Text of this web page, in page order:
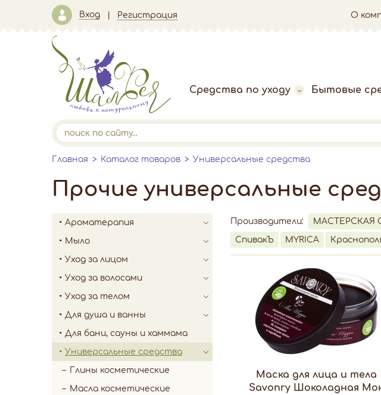
Вход Регистрация О
Средства по уходу Бытовые
Главная Каталог товаров Универсальные средства
Прочие универсальные
Ароматерапия
Мыло
Уход за лицом
Уход за волосами
Уход за телом
Для душа и ванны
Для бани, сауны и хаммама
Универсальные средства
Глины косметические
Масла косметические
Производители: МАСТЕРСКАЯ
СпивакЪ MYRICA
Маска для лица и тела
Savonry Шоколадная